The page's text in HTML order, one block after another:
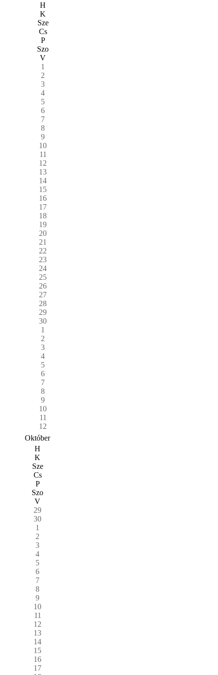
H
K
Sze
Cs
P
Szo
V
1
2
3
4
5
6
7
8
9
10
11
12
13
14
15
16
17
18
19
20
21
22
23
24
25
26
27
28
29
30
1
2
3
4
5
6
7
8
9
10
11
12
Október
H
K
Sze
Cs
P
Szo
V
29
30
1
2
3
4
5
6
7
8
9
10
11
12
13
14
15
16
17